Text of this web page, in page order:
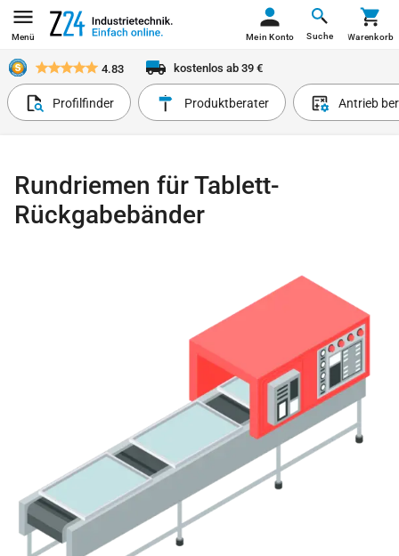
Menü Suche
Mein Konto Warenkorb
4.83 kostenlos ab 39 €
Profilfinder Produktberater Antrieb
Rundriemen für Tablett-
Rückgabebänder